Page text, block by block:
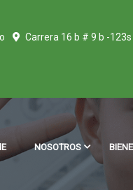
Carrera 16 b # 9 b -
NOSOTROS